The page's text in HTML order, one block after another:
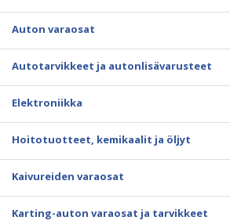
Auton varaosat
Autotarvikkeet ja autonlisävarusteet
Elektroniikka
Hoitotuotteet, kemikaalit ja öljyt
Kaivureiden varaosat
Karting-auton varaosat ja tarvikkeet